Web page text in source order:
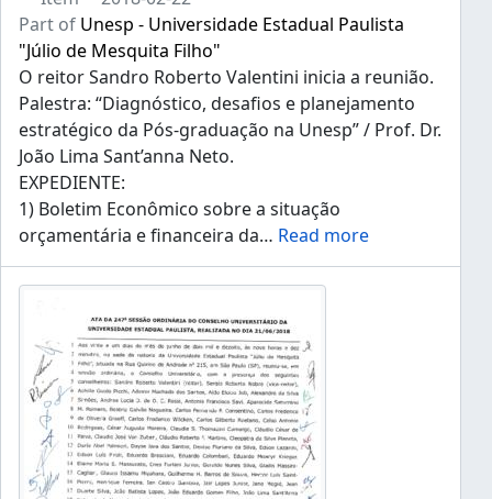
Part of Unesp - Universidade Estadual Paulista
"Júlio de Mesquita Filho"
O reitor Sandro Roberto Valentini inicia a reunião.
Palestra: “Diagnóstico, desafios e planejamento
estratégico da Pós-graduação na Unesp” / Prof. Dr.
João Lima Sant’anna Neto.
EXPEDIENTE:
1) Boletim Econômico sobre a situação
orçamentária e financeira da… Read more